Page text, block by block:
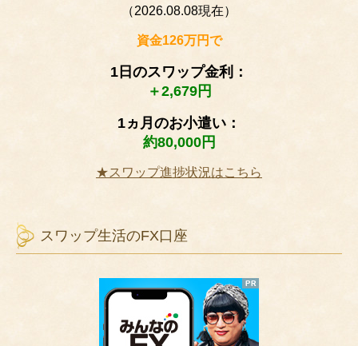
（2026.08.08現在）
資金126万円で
1日のスワップ金利：
＋2,679円
1ヵ月のお小遣い：
約80,000円
★スワップ進捗状況はこちら
スワップ生活のFX口座